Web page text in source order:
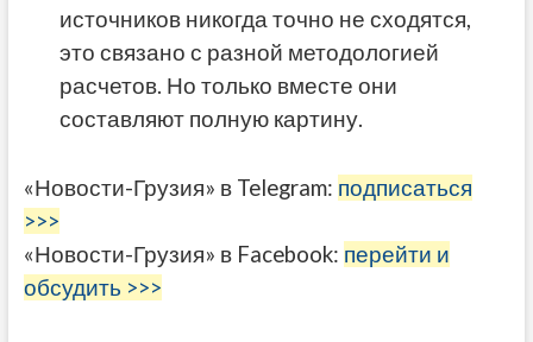
источников никогда точно не сходятся,
это связано с разной методологией
расчетов. Но только вместе они
составляют полную картину.
«Новости-Грузия» в Telegram: подписаться
>>>
«Новости-Грузия» в Facebook: перейти и
обсудить >>>